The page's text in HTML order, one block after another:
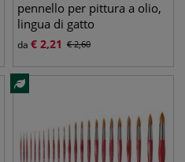
pennello per pittura a olio,
lingua di gatto
da € 2,21 €2,60